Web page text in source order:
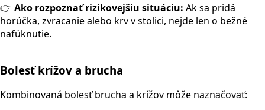
👉 Ako rozpoznať rizikovejšiu situáciu: Ak sa pridá
horúčka, zvracanie alebo krv v stolici, nejde len o bežné
nafúknutie.
Bolesť krížov a brucha
Kombinovaná bolesť brucha a krížov môže naznačovať: